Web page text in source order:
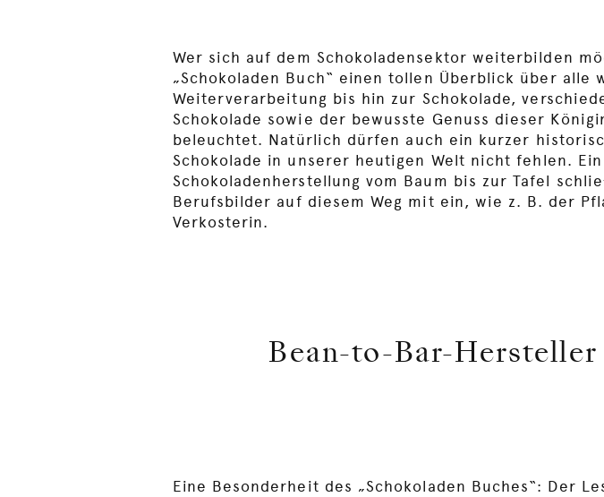
Wer sich auf dem Schokoladensektor weiterbilden
„Schokoladen Buch“ einen tollen Überblick über alle
Weiterverarbeitung bis hin zur Schokolade,
Schokolade sowie der bewusste Genuss dieser
beleuchtet. Natürlich dürfen auch ein kurzer
Schokolade in unserer heutigen Welt nicht fehlen.
Schokoladenherstellung vom Baum bis zur Tafel
Berufsbilder auf diesem Weg mit ein, wie z. B. der
Verkosterin.
Bean-to-Bar-
Eine Besonderheit des „Schokoladen Buches“: Der